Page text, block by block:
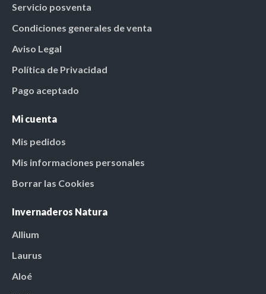
Servicio posventa
Condiciones generales de venta
Aviso Legal
Política de Privacidad
Pago aceptado
Mi cuenta
Mis pedidos
Mis informaciones personales
Borrar las Cookies
Invernaderos Natura
Allium
Laurus
Aloé